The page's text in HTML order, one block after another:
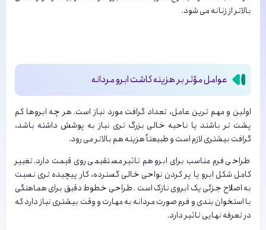
بالاتر از زنانه می شود.
عوامل مؤثر بر هزینه کاشت ابرو مردانه
اولین و مهم ترین عامل، تعداد گرافت مورد نیاز است. هر چه ابروها کم
پشت تر باشند یا ناحیه خالی بزرگ تری نیاز به پوشش داشته باشد،
گرافت بیشتری لازم است و طبیعتاً هزینه هم بالاتر می رود.
طراحی فرم مناسب برای ابرو هم تاثیر مستقیمی روی قیمت دارد. تغییر
کامل شکل ابرو یا پر کردن نواحی خالی گسترده، کار پیچیده تری نسبت
به اصلاح جزئی یک ابروی نازک است . طراحی خطوط دقیق برای هماهنگی
با استخوان بندی و فرم صورت مردانه به مهارت و وقت بیشتری نیاز دارد که
در تعرفه نهایی تاثیر دارد.